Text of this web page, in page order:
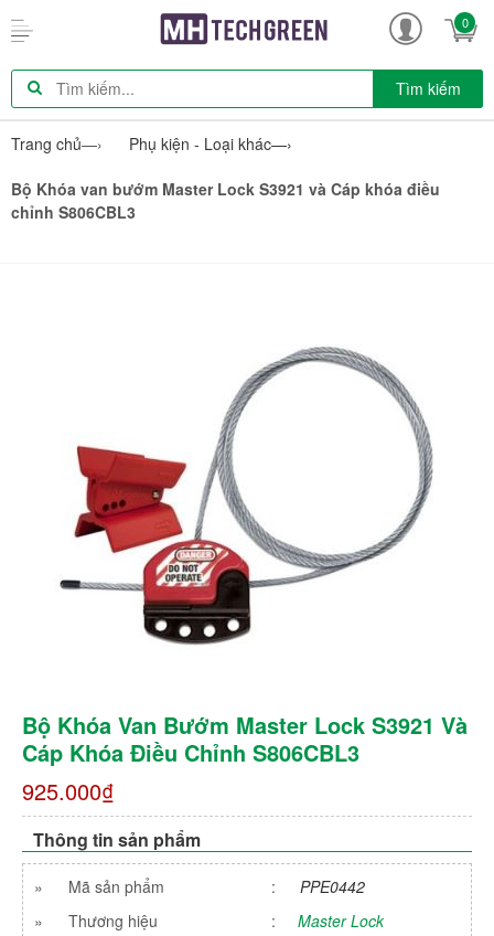
0
Tìm kiếm
Trang chủ—› Phụ kiện - Loại khác—›
Bộ Khóa van bướm Master Lock S3921 và Cáp khóa điều
chỉnh S806CBL3
Bộ Khóa Van Bướm Master Lock S3921 Và
Cáp Khóa Điều Chỉnh S806CBL3
925.000₫
Thông tin sản phẩm
» Mã sản phẩm :
PPE0442
»
Thương hiệu :
Master Lock